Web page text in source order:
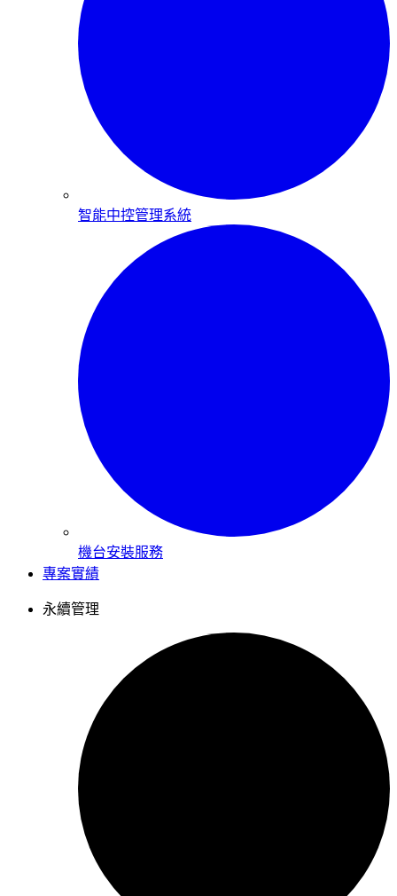
智能中控管理系統
機台安裝服務
專案實績
永續管理